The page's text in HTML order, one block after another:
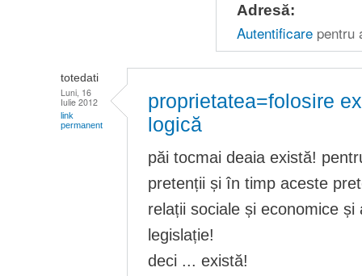
Adresă:
Autentificare pentru
totedati
Luni, 16
Iulie 2012
link
permanent
proprietatea=folosire
logică
păi tocmai deaia există!
pretenții și în timp aceste
relații sociale și economice
legislație!
deci ... există!